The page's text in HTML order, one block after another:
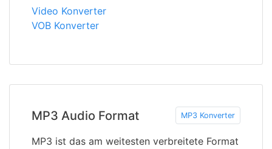
Video Konverter
VOB Konverter
MP3 Audio Format MP3 Konverter
MP3 ist das am weitesten verbreitete Format